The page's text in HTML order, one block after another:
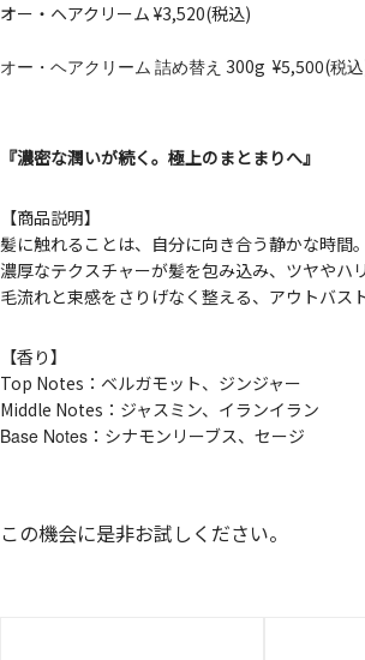
オー・ヘアクリーム ¥3,520(税込)
オー・ヘアクリーム 詰め替え 300g ¥5,500(税込
『濃密な潤いが続く。極上のまとまりへ』
【商品説明】
髪に触れることは、自分に向き合う静かな時間。
濃厚なテクスチャーが髪を包み込み、ツヤやハ
毛流れと束感をさりげなく整える、アウトバス
【香り】
Top Notes：ベルガモット、ジンジャー
Middle Notes：ジャスミン、イランイラン
Base Notes ：シナモンリーブス、セージ
この機会に是非お試しください。